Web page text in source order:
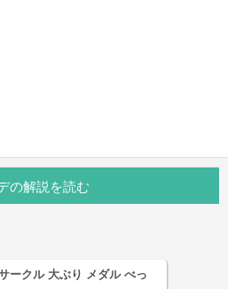
の解説を読む
ークル 大ぶり メダル べっ